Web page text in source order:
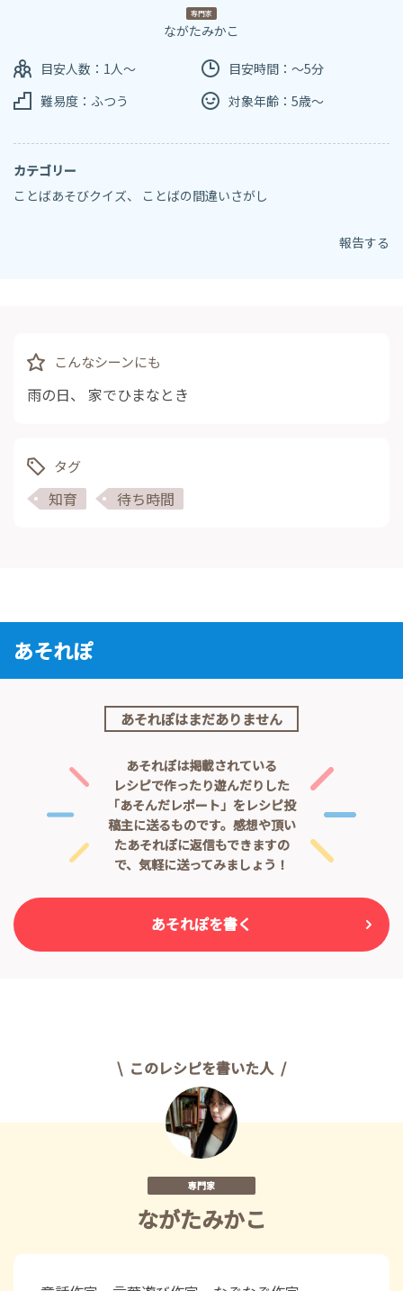
専門家
ながたみかこ
目安人数：1人～
目安時間：～5分
難易度：ふつう
対象年齢：5歳～
カテゴリー
ことばあそびクイズ、 ことばの間違いさがし
報告する
こんなシーンにも
雨の日、 家でひまなとき
タグ
知育 待ち時間
あそれぽ
あそれぽはまだありません
あそれぽは掲載されている
レシピで作ったり遊んだりした
「あそんだレポート」をレシピ投
稿主に送るものです。 感想や頂い
たあそれぽに返信もできますの
で、気軽に送ってみましょう！
あそれぽを書く
このレシピを書いた人
専門家
ながたみかこ